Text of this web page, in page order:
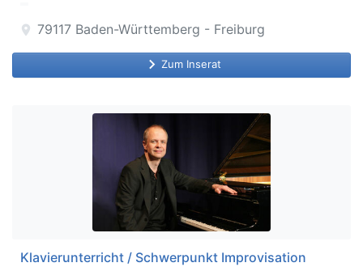
location_on 79117 Baden-Württemberg - Freiburg
keyboard_arrow_right Zum Inserat
Klavierunterricht / Schwerpunkt Improvisation